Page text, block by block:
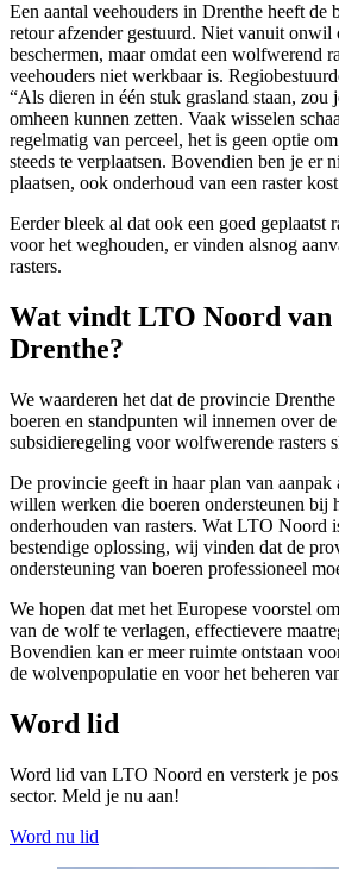
Een aantal veehouders in Drenthe heeft de
retour afzender gestuurd. Niet vanuit onwil
beschermen, maar omdat een wolfwerend
veehouders niet werkbaar is.
“Als dieren in één stuk grasland staan, zou
omheen kunnen zetten. Vaak wisselen
regelmatig van perceel, het is geen optie
steeds te verplaatsen. Bovendien ben je er
plaatsen, ook onderhoud van een raster
Eerder bleek al dat ook een goed geplaatst
voor het weghouden, er vinden alsnog
rasters.
Wat vindt LTO Noord van
Drenthe?
We waarderen het dat de provincie
boeren en standpunten wil innemen over
subsidieregeling voor wolfwerende rasters
De provincie geeft in haar plan van
willen werken die boeren ondersteunen bij
onderhouden van rasters. Wat LTO Noord
bestendige oplossing, wij vinden dat de
ondersteuning van boeren professioneel
We hopen dat met het Europese voorstel
van de wolf te verlagen, effectievere
Bovendien kan er meer ruimte ontstaan
de wolvenpopulatie en voor het beheren
Word lid
Word lid van LTO Noord en versterk je
sector. Meld je nu aan!
Word nu lid